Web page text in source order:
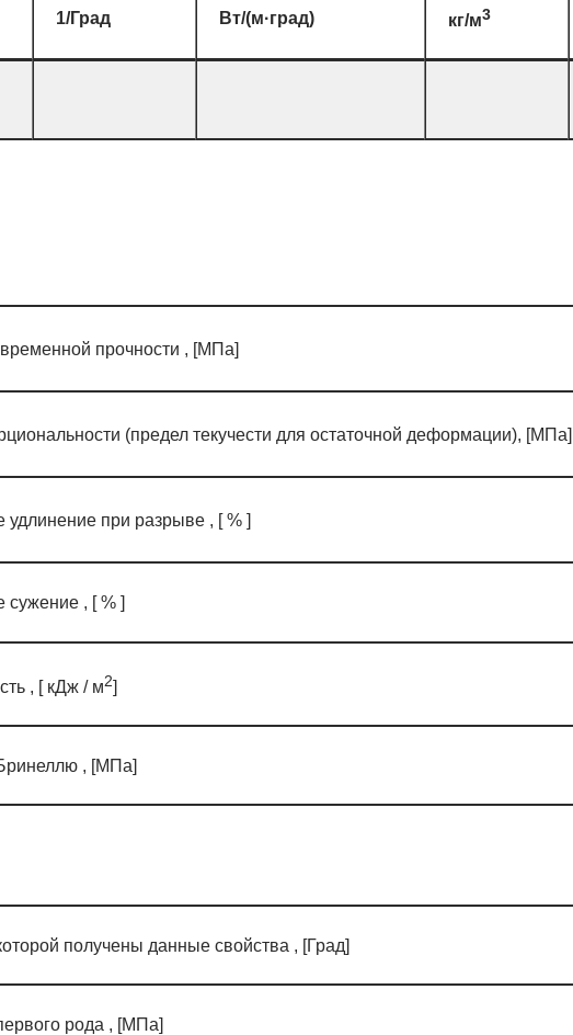
1/Град Вт/(м·град) кг/м3
прочности , [МПа]
(предел текучести для остаточной деформации), [МПа]
при разрыве , [ % ]
сужение , [ % ]
, [ кДж / м2]
, [МПа]
получены данные свойства , [Град]
рода , [МПа]